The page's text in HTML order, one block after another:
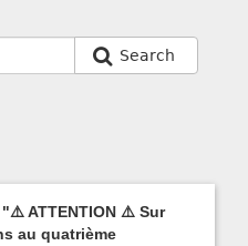
Search
ATTENTION ⚠️ Sur
au quatrième